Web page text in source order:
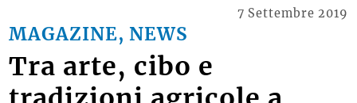
MAGAZINE, NEWS
7 Settembre 2019
Tra arte, cibo e